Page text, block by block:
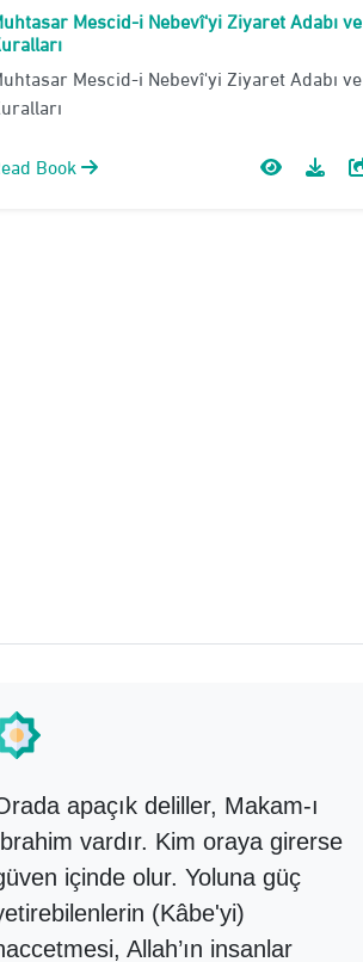
Mescid-i Nebevî'yi Ziyaret Adabı ve
Mescid-i Nebevî'yi Ziyaret Adabı ve
Book
apaçık deliller, Makam-ı
vardır. Kim oraya girerse
içinde olur. Yoluna güç
(Kâbe'yi)
Allah’ın insanlar